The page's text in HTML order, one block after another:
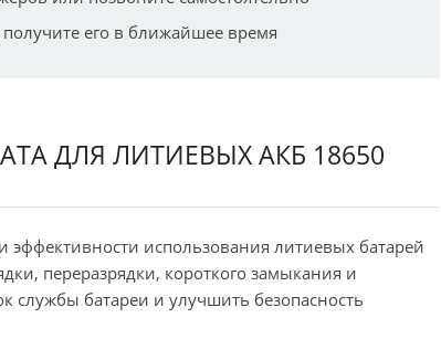
его в ближайшее время
ДЛЯ ЛИТИЕВЫХ АКБ 18650
эффективности использования литиевых батарей
переразрядки, короткого замыкания и
службы батареи и улучшить безопасность